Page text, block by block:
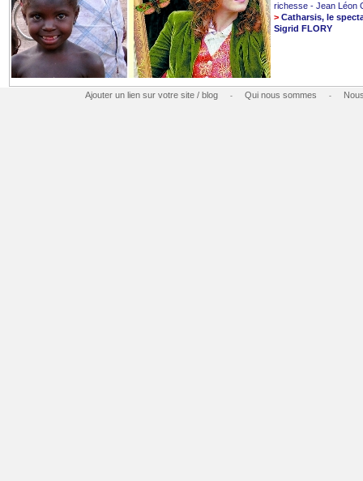
richesse - Jean Léon
> Catharsis, le
Sigrid FLORY
Ajouter un lien sur votre site / blog - Qui nous sommes -